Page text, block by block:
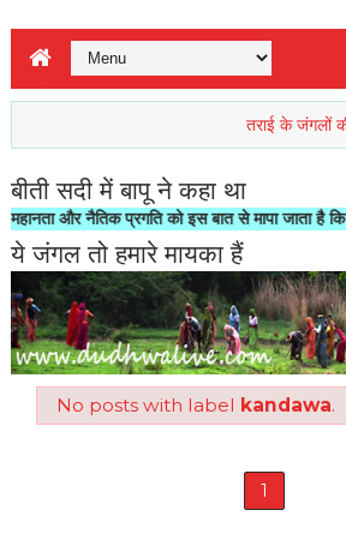
तराई के जंगलों की
बीती सदी में बापू ने कहा था
और नैतिक प्रगति को इस बात से मापा जाता है कि वह
ये जंगल तो हमारे मायका हैं
No posts with label kandawa.
1